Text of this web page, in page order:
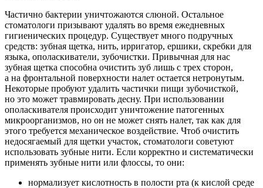
Частично бактерии уничтожаются слюной. Остальное
стоматологи призывают удалять во время ежедневных
гигиенических процедур. Существует много подручных
средств: зубная щетка, нить, ирригатор, ершики, скребки для
языка, ополаскиватели, зубочистки. Привычная для нас
зубная щетка способна очистить зуб лишь с трех сторон,
а на фронтальной поверхности налет остается нетронутым.
Некоторые пробуют удалить частички пищи зубочисткой,
но это может травмировать десну. При использовании
ополаскивателя происходит уничтожение патогенных
микроорганизмов, но он не может снять налет, так как для
этого требуется механическое воздействие. Чтоб очистить
недосягаемый для щетки участок, стоматологи советуют
использовать зубные нити. Если корректно и систематически
применять зубные нити или флоссы, то они:
нормализует кислотность в полости рта (к кислой среде